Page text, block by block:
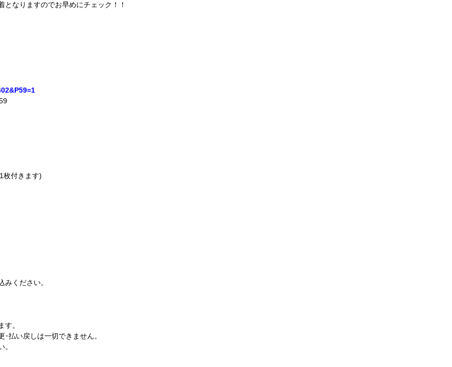
なりますのでお早めにチェック！！
付きます)
ください。
す。
払い戻しは一切できません。